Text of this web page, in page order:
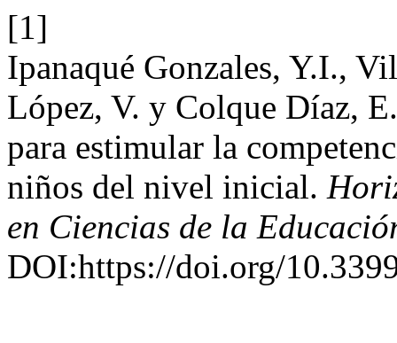
[1]
Ipanaqué Gonzales, Y.I.,
López, V. y Colque Díaz,
para estimular la
niños del nivel inicial.
en Ciencias de la
DOI:https://doi.org/